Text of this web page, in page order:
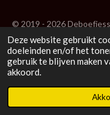
Deze website gebruikt
doeleinden en/of het
gebruik te blijven maken
akkoord.
© 2019 - 2026
Powered byJouwWeb